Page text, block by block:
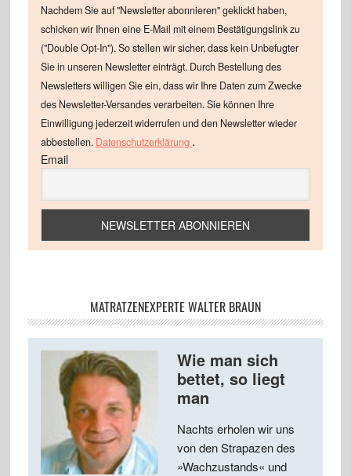
Nachdem Sie auf "Newsletter abonnieren" geklickt haben,
schicken wir Ihnen eine E-Mail mit einem Bestätigungslink zu
("Double Opt-In"). So stellen wir sicher, dass kein Unbefugter
Sie in unseren Newsletter einträgt. Durch Bestellung des
Newsletters willigen Sie ein, dass wir Ihre Daten zum Zwecke
des Newsletter-Versandes verarbeiten. Sie können Ihre
Einwilligung jederzeit widerrufen und den Newsletter wieder
abbestellen. Datenschutzerklärung .
Email
MATRATZENEXPERTE WALTER BRAUN
Wie man sich
bettet, so liegt
man
Nachts erholen wir uns
von den Strapazen des
»Wachzustands« und